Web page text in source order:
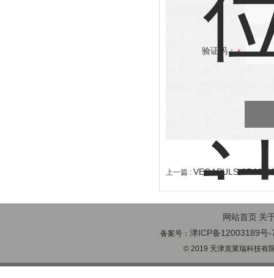
验证码：
上一篇 : VEGAPULS SR68雷
网站首页 关
备案号：津ICP备12003189号-
© 2019 天津克莱瑞科技有